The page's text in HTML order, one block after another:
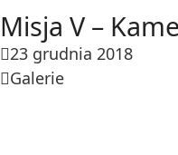
Misja V –
23 grudnia 2018
Galerie